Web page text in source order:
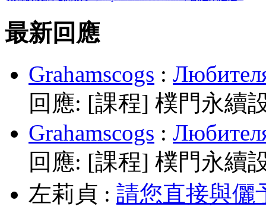
最新回應
Grahamscogs :
回應: [課程] 樸門永續
Grahamscogs :
回應: [課程] 樸門永續
左莉貞 : 請您直接與儷